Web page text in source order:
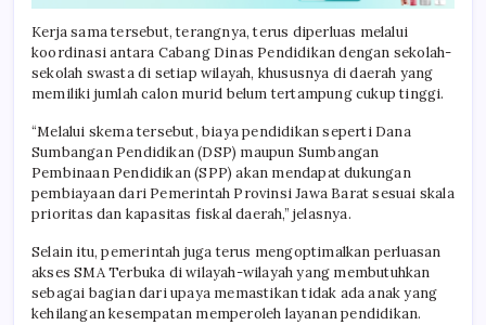
Kerja sama tersebut, terangnya, terus diperluas melalui
koordinasi antara Cabang Dinas Pendidikan dengan sekolah-
sekolah swasta di setiap wilayah, khususnya di daerah yang
memiliki jumlah calon murid belum tertampung cukup tinggi.
“Melalui skema tersebut, biaya pendidikan seperti Dana
Sumbangan Pendidikan (DSP) maupun Sumbangan
Pembinaan Pendidikan (SPP) akan mendapat dukungan
pembiayaan dari Pemerintah Provinsi Jawa Barat sesuai skala
prioritas dan kapasitas fiskal daerah,” jelasnya.
Selain itu, pemerintah juga terus mengoptimalkan perluasan
akses SMA Terbuka di wilayah-wilayah yang membutuhkan
sebagai bagian dari upaya memastikan tidak ada anak yang
kehilangan kesempatan memperoleh layanan pendidikan.